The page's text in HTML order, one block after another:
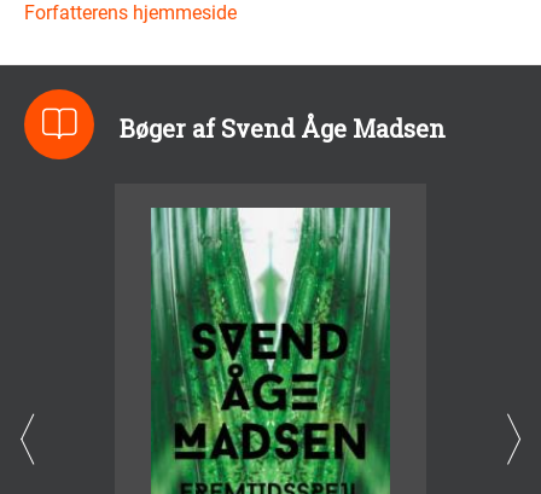
Forfatterens hjemmeside
Bøger af Svend Åge Madsen